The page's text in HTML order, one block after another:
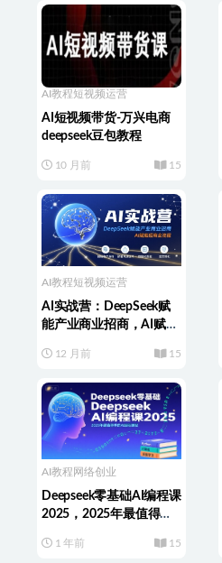
AI教程短视频运营
AI短视频带货-万兴电商
deepseek豆包教程
10 月前 15
AI教程短视频运营
AI实战营：DeepSeek赋
能产业商业招商，AI赋能
12 月前 15
AI教程 网络创业
Deepseek零基础AI编程课
2025，2025年最值得学
1 年前 15